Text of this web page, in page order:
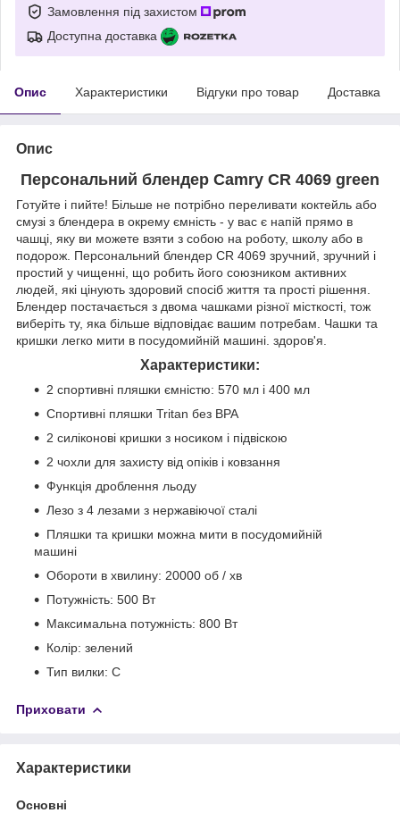
Замовлення під захистом
Доступна доставка
Опис Характеристики Відгуки про товар Доставка
Опис
Персональний блендер Camry CR 4069 green
Готуйте і пийте! Більше не потрібно переливати коктейль або
смузі з блендера в окрему ємність - у вас є напій прямо в
чашці, яку ви можете взяти з собою на роботу, школу або в
подорож. Персональний блендер CR 4069 зручний, зручний і
простий у чищенні, що робить його союзником активних
людей, які цінують здоровий спосіб життя та прості рішення.
Блендер постачається з двома чашками різної місткості, тож
виберіть ту, яка більше відповідає вашим потребам. Чашки та
кришки легко мити в посудомийній машині. здоров'я.
Характеристики:
2 спортивні пляшки ємністю: 570 мл і 400 мл
Спортивні пляшки Tritan без BPA
2 силіконові кришки з носиком і підвіскою
2 чохли для захисту від опіків і ковзання
Функція дроблення льоду
Лезо з 4 лезами з нержавіючої сталі
Пляшки та кришки можна мити в посудомийній
машині
Обороти в хвилину: 20000 об / хв
Потужність: 500 Вт
Максимальна потужність: 800 Вт
Колір: зелений
Тип вилки: C
Приховати
Характеристики
Основні